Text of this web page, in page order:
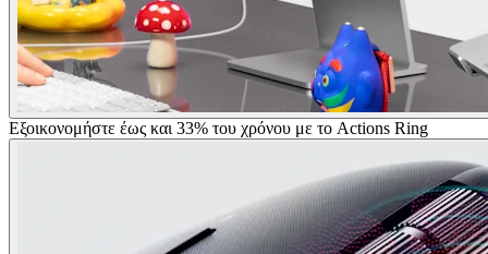
Εξοικονομήστε έως και 33% του χρόνου με το Actions Ring